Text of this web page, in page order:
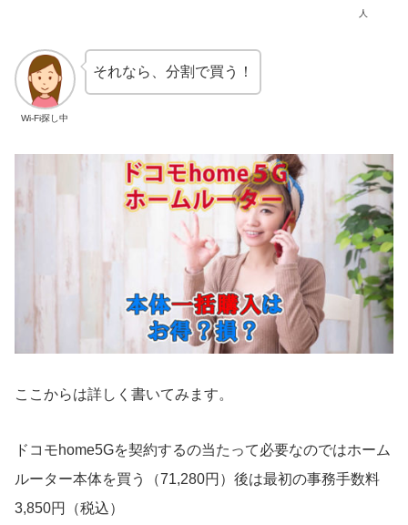
人
Wi-Fi探し中
それなら、分割で買う！
ここからは詳しく書いてみます。
ドコモhome5Gを契約するの当たって必要なのではホーム
ルーター本体を買う（71,280円）後は最初の事務手数料
3,850円（税込）